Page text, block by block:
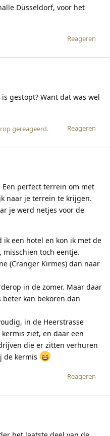
Düsseldorf, voor het
Reageren
gestopt? Want dat was wel
Reageren
gereageerd.
Een perfect terrein om met
naar je terrein te krijgen.
je werd netjes voor de
ik een hotel en kon ik met de
toch eentje.
(Cranger Kirmes) dan naar
in de zomer. Maar daar
kan bekoren dan
in de Heerstrasse
ziet, en daar een
die er zitten verhuren
de kermis
Reageren